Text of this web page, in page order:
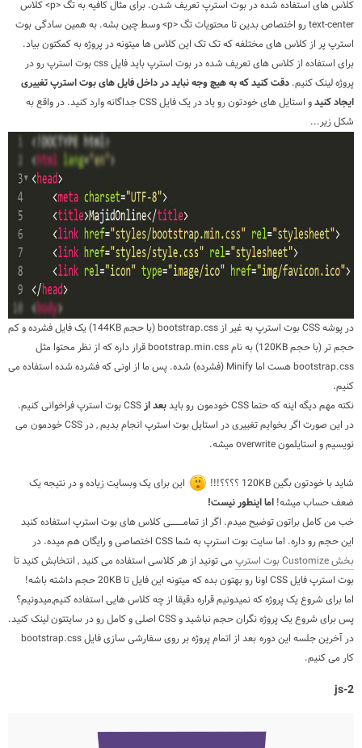
کلاس های استفاده شده در بوت استرپ تعریف شدن. برای مثال کافیه به تگ <p> کلاس
text-center رو اختصاص بدین تا محتویات تگ <p> وسط چین بشه. به همین سادگی بوت
استرپ پر از کلاس های مختلفه که تک تک این کلاس ها میتونه در پروژه به کمکتون بیاد.
برای استفاده از کلاس های تعریف شده در بوت استرپ باید فایل css بوت استرپ رو در
پروژه لینک کنیم. دقت کنید که به هیچ وجه نباید در داخل فایل های بوت استرپ تغییری
ایجاد کنید
و استایل های خودتون رو یاد در یک فایل CSS جداگانه وارد کنید. در واقع به
شکل زیر...
در پوشه CSS بوت استرپ به غیر از bootstrap.css (با حجم 144KB) یک فایل فشرده و کم
حجم تر (با حجم 120KB) به نام bootstrap.min.css قرار داره که از نظر محتوا مثل
bootstrap.css هست اما Minify (فشرده) شده. پس ما از اونی که فشرده شده استفاده می
کنیم.
نکته مهم دیگه اینه که حتما CSS خودمون رو باید
بعد از
CSS بوت استرپ فراخوانی کنیم.
در این صورت اگر بخوایم تغییری در استایل بوت استرپ انجام بدیم , در CSS خودمون می
نویسیم و استایلمون overwrite میشه.
شاید با خودتون بگین 120KB ؟؟؟؟!!!
این برای یک وبسایت زیاده و در نتیجه یک
ضعف حساب میشه! اما اینطور نیست!
خب من کامل براتون توضیح میدم. اگر از تمامــــی کلاس های بوت استرپ استفاده کنید
این حجم رو داره. اما سایت بوت استرپ به شما CSS اختصاصی و رایگان هم میده. در
بخش Customize بوت استرپ
می تونید از هر کلاسی استفاده می کنید , انتخابش کنید تا
بوت استرپ فایل CSS اونا رو بهتون بده که میتونه این فایل تا 20KB حجم داشته باشه!
اما برای شروع یک پروژه که نمیدونیم قراره دقیقا از چه کلاس هایی استفاده کنیم,میدونیم؟
پس برای شروع یک پروژه نگران حجم نباشید و CSS اصلی و کامل رو در سایتتون لینک کنید.
در آخرین جلسه این دوره بعد از اتمام پروژه بر روی سفارشی سازی فایل bootstrap.css
کار می کنیم.
2-js